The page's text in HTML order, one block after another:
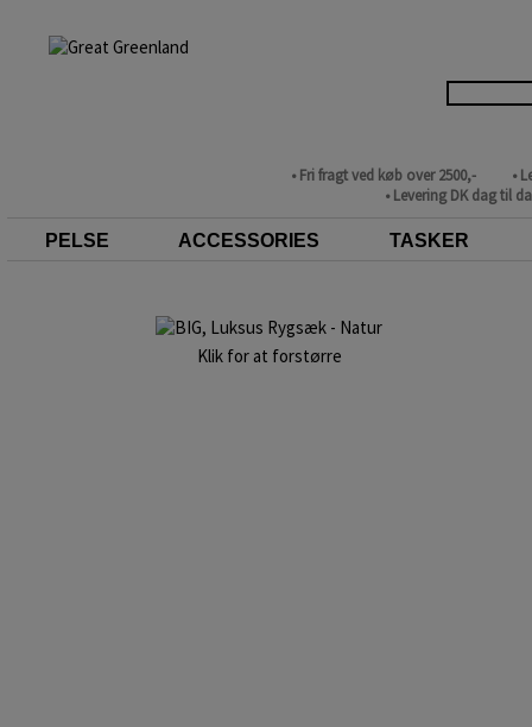
• Fri fragt ved køb over 2500,-
•
• Levering DK dag til
PELSE ACCESSORIES TASKER
Klik for at forstørre